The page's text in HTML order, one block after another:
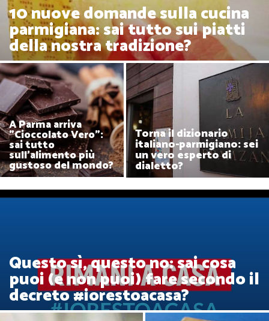
10 nuove domande sulla cucina
parmigiana: sai tutto sui piatti
della nostra tradizione?
A Parma arriva
"Cioccolato Vero":
sai tutto
sull'alimento più
gustoso del mondo?
Torna il dizionario
italiano-parmigiano: sei
un vero esperto di
dialetto?
Questo sì, questo no: sai cosa
puoi (e non puoi) fare secondo il
decreto #iorestoacasa?